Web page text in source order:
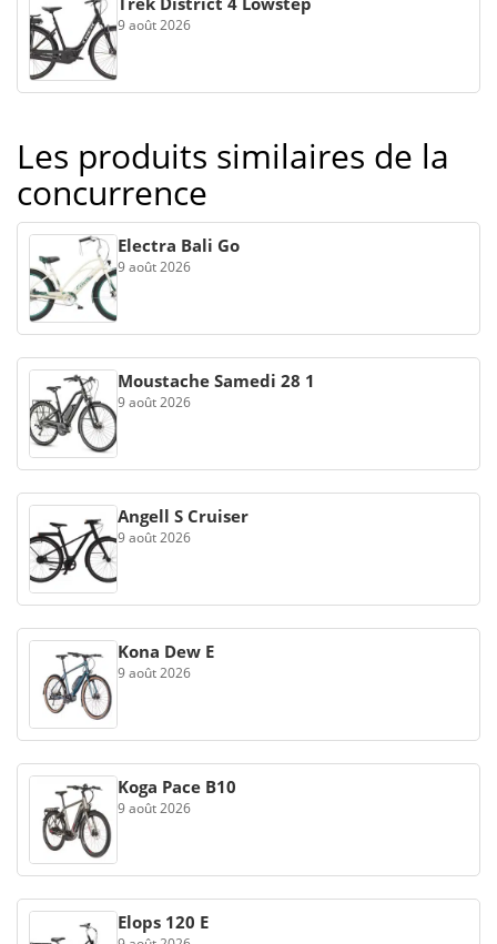
9 août 2026
Les produits similaires de la
concurrence
Electra Bali Go
9 août 2026
Moustache Samedi 28 1
9 août 2026
Angell S Cruiser
9 août 2026
Kona Dew E
9 août 2026
Koga Pace B10
9 août 2026
Elops 120 E